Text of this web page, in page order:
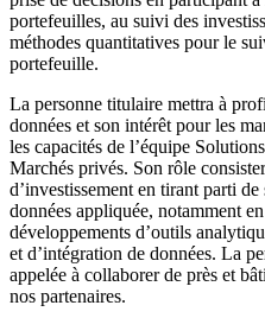
portefeuilles, au suivi des
méthodes quantitatives pour le
portefeuille.
La personne titulaire mettra à
données et son intérêt pour les
les capacités de l’équipe
Marchés privés. Son rôle
d’investissement en tirant parti de
données appliquée, notamment
développements d’outils
et d’intégration de données. La
appelée à collaborer de près et
nos partenaires.